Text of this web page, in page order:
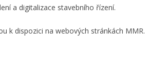
a digitalizace stavebního řízení.
k dispozici na webových stránkách MMR.